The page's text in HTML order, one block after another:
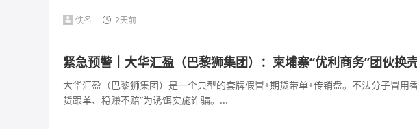
佚名 2天前
紧急预警｜大华汇盈（巴黎狮集团）：柬埔寨“优利商务”团伙换
大华汇盈（巴黎狮集团）是一个典型的套牌假冒+期货带单+传销盘。不法分子冒用
货跟单、稳赚不赔”为诱饵实施诈骗。...